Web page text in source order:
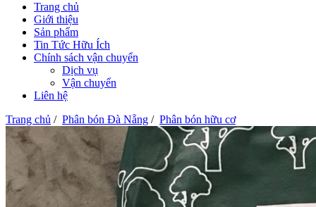
Trang chủ
Giới thiệu
Sản phẩm
Tin Tức Hữu Ích
Chính sách vận chuyển
Dịch vụ
Vận chuyển
Liên hệ
Trang chủ / Phân bón Đà Nẵng / Phân bón hữu cơ